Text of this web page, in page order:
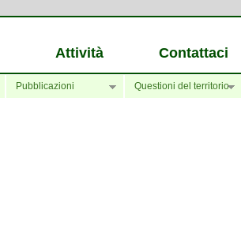
Attività Contattaci
Pubblicazioni Questioni del territorio